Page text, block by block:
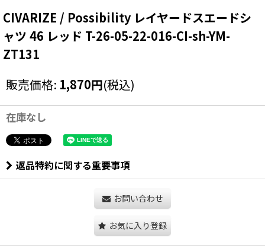
CIVARIZE / Possibility レイヤードスエードシ
ャツ 46 レッド T-26-05-22-016-CI-sh-YM-
ZT131
販売価格: 1,870円(税込)
在庫なし
返品特約に関する重要事項
お問い合わせ
お気に入り登録